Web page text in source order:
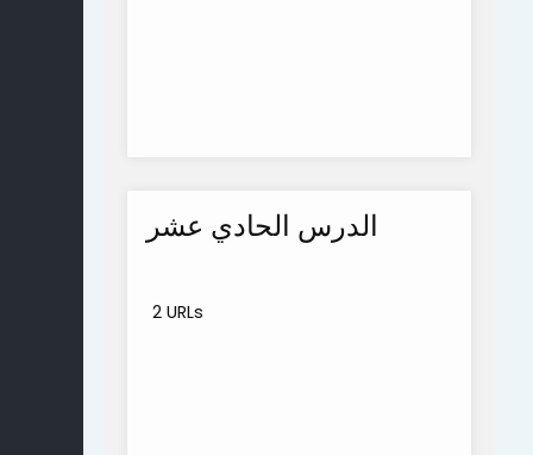
الدرس الحادي عشر
2 URLs